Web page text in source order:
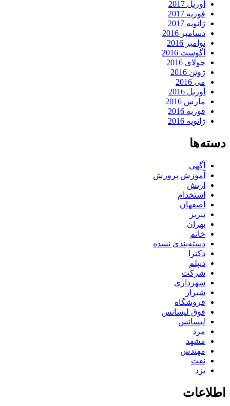
آوریل 2017
فوریه 2017
ژانویه 2017
دسامبر 2016
نوامبر 2016
آگوست 2016
جولای 2016
ژوئن 2016
می 2016
آوریل 2016
مارس 2016
فوریه 2016
ژانویه 2016
دسته‌ها
آگهی
آموزش پرورش
ارتش
استخدام
اصفهان
تبریز
تهران
خانم
دسته‌بندی نشده
دکترا
دیپلم
شرکت
شهرداری
شیراز
فروشگاه
فوق لیسانس
لیسانس
مرد
مشهد
مهندس
نفت
یزد
اطلاعات